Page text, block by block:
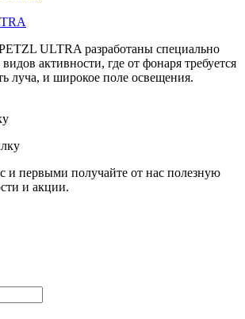
ULTRA разработаны специально
активности, где от фонаря требуется
луча, и широкое поле освещения.
и первыми получайте от нас полезную
и акции.